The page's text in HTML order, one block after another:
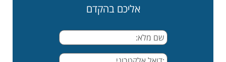
אליכם בהקדם